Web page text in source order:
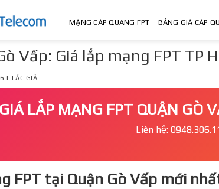
MẠNG CÁP QUANG FPT BẢNG GIÁ CÁP
Vấp: Giá lắp mạng FPT TP
| TÁC GIẢ:
GIÁ LẮP MẠNG FPT QUẬN GÒ
Liên hệ:
FPT tại Quận Gò Vấp mới